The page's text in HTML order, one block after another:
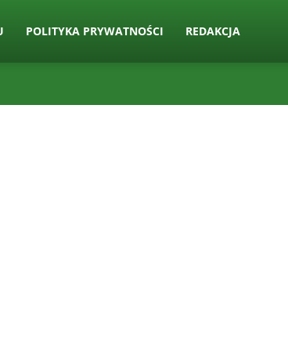
POLITYKA PRYWATNOŚCI REDAKCJA